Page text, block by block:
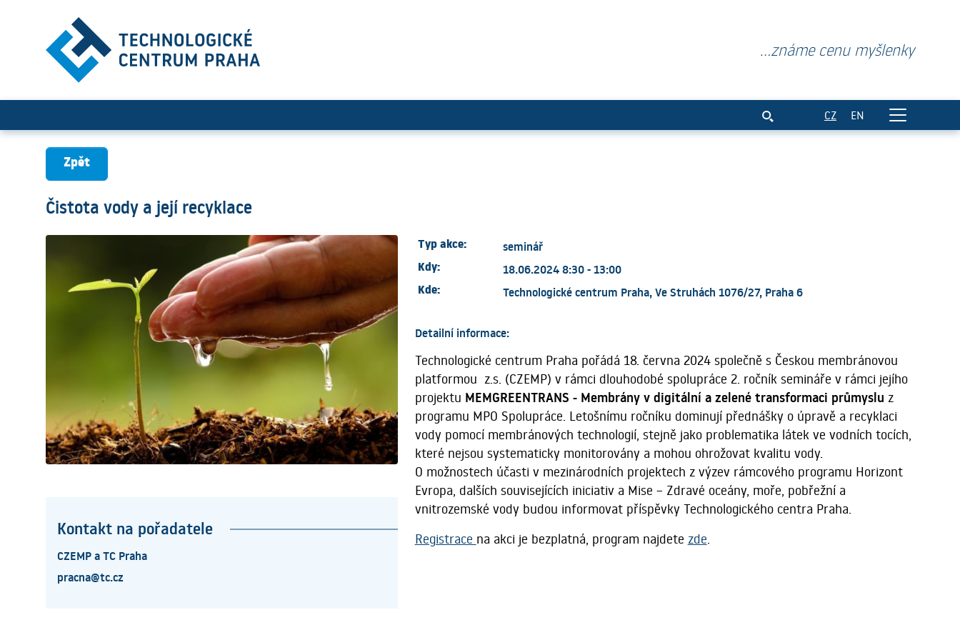
Čistota vody a její recyklace
...známe cenu myšlenky
CZ EN
Zpět
Čistota vody a její recyklace
Kontakt na pořadatele
CZEMP a TC Praha
pracna@tc.cz
Typ akce: seminář
Kdy: 18.06.2024 8:30 - 13:00
Kde: Technologické centrum Praha, Ve Struhách 1076/27, Praha 6
Detailní informace:
Technologické centrum Praha pořádá 18. června 2024 společně s Českou membránovou
platformou z.s. (CZEMP) v rámci dlouhodobé spolupráce 2. ročník semináře v rámci jejího
projektu MEMGREENTRANS - Membrány v digitální a zelené transformaci průmyslu z
programu MPO Spolupráce. Letošnímu ročníku dominují přednášky o úpravě a recyklaci
vody pomocí membránových technologií, stejně jako problematika látek ve vodních tocích,
které nejsou systematicky monitorovány a mohou ohrožovat kvalitu vody.
O možnostech účasti v mezinárodních projektech z výzev rámcového programu Horizont
Evropa, dalších souvisejících iniciativ a Mise – Zdravé oceány, moře, pobřežní a
vnitrozemské vody budou informovat příspěvky Technologického centra Praha.
Registrace na akci je bezplatná, program najdete zde.